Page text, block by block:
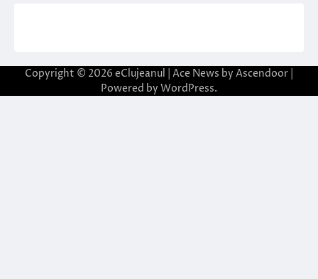
Copyright © 2026 eClujeanul | Ace News by Ascendoor
Powered by WordPress.